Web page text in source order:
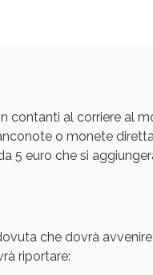
contanti al corriere al
o monete
5 euro che si
che dovrà
riportare: